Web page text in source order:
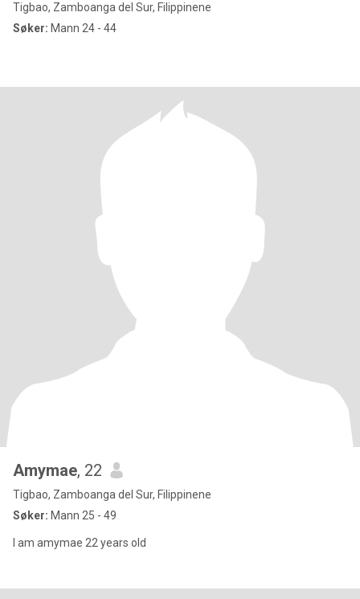
Tigbao, Zamboanga del Sur, Filippinene
Søker: Mann 24 - 44
Amymae, 22
Tigbao, Zamboanga del Sur, Filippinene
Søker: Mann 25 - 49
I am amymae 22 years old